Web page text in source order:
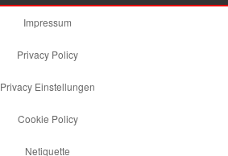
Impressum
Privacy Policy
Privacy Einstellungen
Cookie Policy
Netiquette